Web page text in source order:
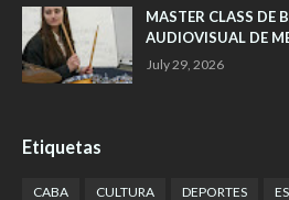
MASTER CLASS DE
AUDIOVISUAL DE
July 29, 2026
Etiquetas
CABA CULTURA DEPORTES